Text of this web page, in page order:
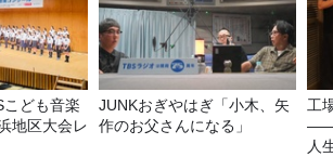
ども音楽
地区大会レ
JUNKおぎやはぎ「小木、矢
作のお父さんになる」
工
——
人